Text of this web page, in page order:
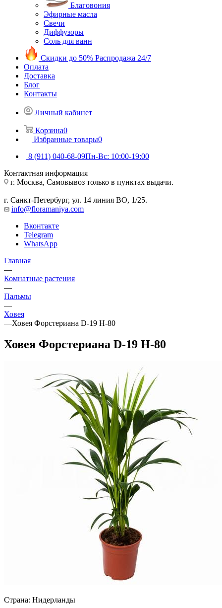
Благовония
Эфирные масла
Свечи
Диффузоры
Соль для ванн
Скидки до 50% Распродажа 24/7
Оплата
Доставка
Блог
Контакты
Личный кабинет
Корзина0
Избранные товары0
8 (911) 040-68-09Пн-Вс: 10:00-19:00
Контактная информация
г. Москва, Самовывоз только в пунктах выдачи.
г. Санкт-Петербург, ул. 14 линия ВО, 1/25.
info@floramaniya.com
Вконтакте
Telegram
WhatsApp
Главная
—
Комнатные растения
—
Пальмы
—
Ховея
—Ховея Форстериана D-19 H-80
Ховея Форстериана D-19 H-80
Страна: Нидерланды